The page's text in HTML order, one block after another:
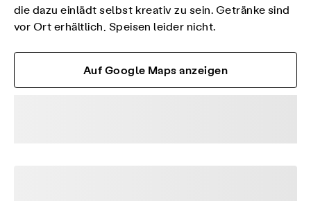
die dazu einlädt selbst kreativ zu sein. Getränke sind
vor Ort erhältlich, Speisen leider nicht.
Auf Google Maps anzeigen